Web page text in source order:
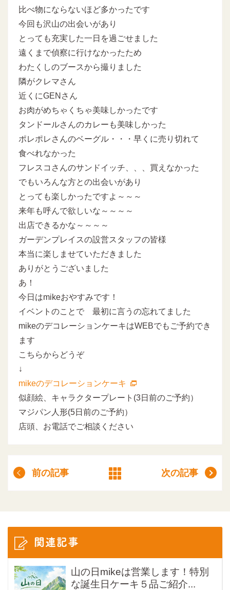
比べ物にならないほど多かったです
今回も沢山の出会いがあり
とっても充実した一日を過ごせました
遠くまで偵察に行けなかったため
わたくしのブースから撮りました
隣がクレマさん
近くにGENさん
お肉がめちゃくちゃ美味しかったです
タンドールさんのカレーも美味しかった
ポレポレさんのベーグル・・・早くに売り切れて
食べれなかった
フレスコさんのサンドイッチ、、、買えなかった
でもいろんな方との出会いがあり
とっても楽しかったですよ～～～
来年も呼んで欲しいな～～～～
出店できるかな～～～～
ガーデンプレイスの設営スタッフの皆様
本当に楽しませていただきました
ありがとうございました
あ！
今日はmikeおやすみです！
イベントのことで 最初に言うの忘れてました
mikeのデコレーションケーキはWEBでもご予約でき
ます
こちらからどうぞ
↓
mikeのデコレーションケーキ
似顔絵、キャラクタープレート(3日前のご予約）
マジパン人形(5日前のご予約）
店頭、お電話でご相談ください
前の記事 次の記事
関連記事
山の日mikeは営業します！特別
な誕生日ケーキ５品ご紹介...